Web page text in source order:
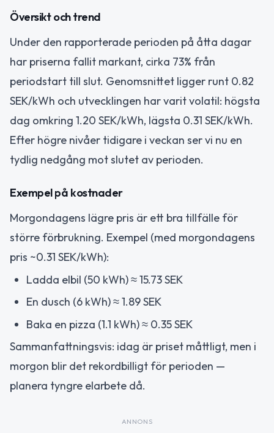
Översikt och trend
Under den rapporterade perioden på åtta dagar
har priserna fallit markant, cirka 73% från
periodstart till slut. Genomsnittet ligger runt 0.82
SEK/kWh och utvecklingen har varit volatil: högsta
dag omkring 1.20 SEK/kWh, lägsta 0.31 SEK/kWh.
Efter högre nivåer tidigare i veckan ser vi nu en
tydlig nedgång mot slutet av perioden.
Exempel på kostnader
Morgondagens lägre pris är ett bra tillfälle för
större förbrukning. Exempel (med morgondagens
pris ~0.31 SEK/kWh):
Ladda elbil (50 kWh) ≈ 15.73 SEK
En dusch (6 kWh) ≈ 1.89 SEK
Baka en pizza (1.1 kWh) ≈ 0.35 SEK
Sammanfattningsvis: idag är priset måttligt, men i
morgon blir det rekordbilligt för perioden —
planera tyngre elarbete då.
ANNONS